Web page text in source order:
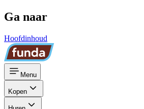
Ga naar
Hoofdinhoud
Menu
Kopen